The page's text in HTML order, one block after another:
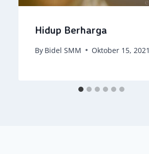
Hidup Berharga
By Bidel SMM Oktober 15, 2021